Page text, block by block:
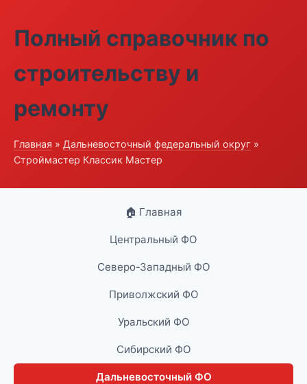
Полный справочник по
строительству и
ремонту
Главная » Дальневосточный федеральный округ »
Строймастер Классик Мастер
🏠 Главная
Центральный ФО
Северо-Западный ФО
Приволжский ФО
Уральский ФО
Сибирский ФО
Дальневосточный ФО